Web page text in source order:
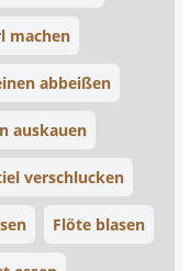
machen
abbeißen
auskauen
verschlucken
Flöte blasen